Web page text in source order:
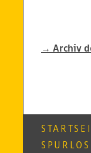
→ Archiv